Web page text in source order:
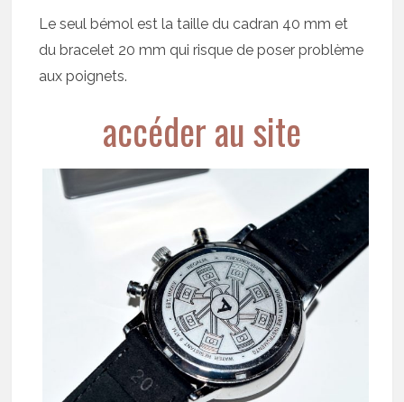
Le seul bémol est la taille du cadran 40 mm et
du bracelet 20 mm qui risque de poser problème
aux poignets.
accéder au site